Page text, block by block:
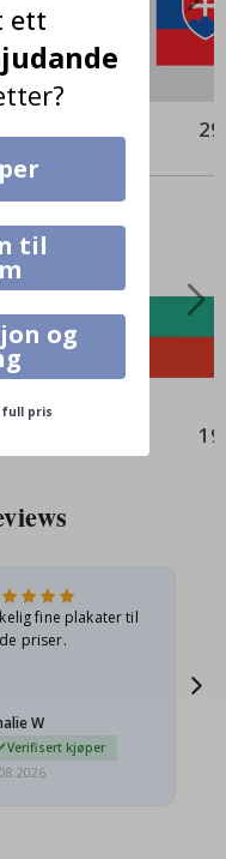
fine plakater til
priser.
W
Verifisert kjøper
ett
til
og
full pris